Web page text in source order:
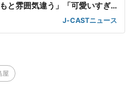
と雰囲気違う」「可愛いすぎ
J-CASTニュース
屋